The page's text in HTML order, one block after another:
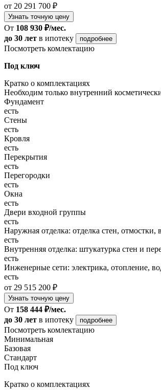
от 20 291 700 ₽
Узнать точную цену
От 108 930 ₽/мес.
до 30 лет в ипотеку подробнее
Посмотреть комлектацию
Под ключ
Кратко о комплектациях
Необходим только внутренний
Фундамент
есть
Стены
есть
Кровля
есть
Перекрытия
есть
Перегородки
есть
Окна
есть
Двери входной группы
есть
Наружная отделка: отделка стен, отмостки,
есть
Внутренняя отделка: штукатурка стен и
есть
Инженерные сети: электрика, отопление,
есть
от 29 515 200 ₽
Узнать точную цену
От 158 444 ₽/мес.
до 30 лет в ипотеку подробнее
Посмотреть комлектацию
Минимальная
Базовая
Стандарт
Под ключ
Кратко о комплектациях